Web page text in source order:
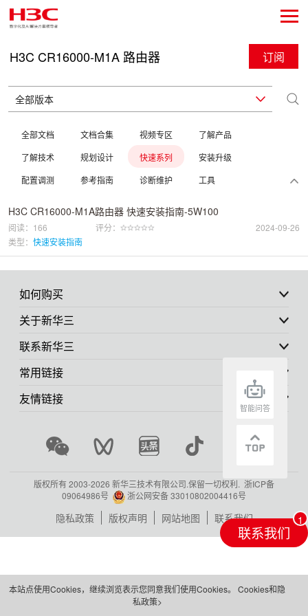
H3C CR16000-M1A 路由器 订阅
全部文档 文档合集 视频专区
了解产品
了解技术
规划设计 快速系列
安装升级
配置调测
参考指南 诊断维护 工具
H3C CR16000-M1A路由器 快速安装指南-5W100
阅读：166 评分：
2024-09-26
类型： 快速安装指南
如何购买
关于新华三
联系新华三
常用链接
友情链接
版权所有 2003-2026 新华三技术有限公司.保留一切权利. 浙ICP备
09064986号
浙公网安备 33010802004416号
隐私政策 版权声明 网站地图 联系我们
联系我们
本站点使用Cookies，继续浏览表示您同意我们使用Cookies。 Cookies和隐
私政策>
智能问答